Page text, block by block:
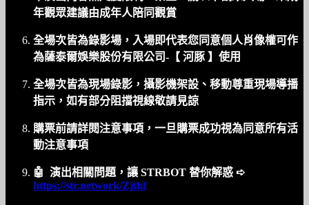
年觀眾建議由成年人陪同觀賞
全場次皆為錄影場，入場即代表您同意個人肖像權可作
為薩泰爾娛樂股份有限公司-【 河豚 】使用
全場次皆為現場錄影，攝影機架設、移動尊重現場導播
指示，如有部分阻擋視線敬請見諒
購票前請詳閱注意事項，一旦購票成功視為同意所有活
動注意事項
🤖️ 演出相關問題，讓 STRBOT 替你解惑 ➪
https://str.network/Zjthf